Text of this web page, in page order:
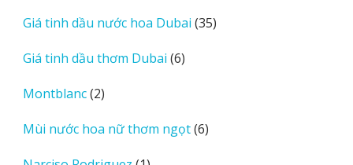
Giá tinh dầu nước hoa Dubai 3535
Giá tinh dầu thơm Dubai 66
Montblanc 22
phẩm
Mùi nước hoa nữ thơm ngọt 66